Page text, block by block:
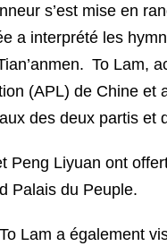
s’est mise en
a interprété les
To Lam,
(APL) de Chine et
des deux partis et
Peng Liyuan ont
Palais du Peuple.
Lam a également